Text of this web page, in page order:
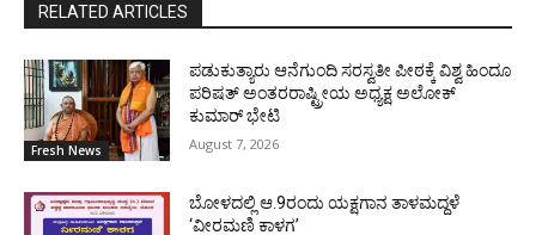
RELATED ARTICLES
Fresh News
ಪಡುಕುತ್ಯಾರು ಆನೆಗುಂದಿ ಸರಸ್ವತೀ ಪೀಠಕ್ಕೆ ವಿಶ್ವ ಹಿಂದೂ
ಪರಿಷತ್ ಅಂತರರಾಷ್ಟ್ರೀಯ ಅಧ್ಯಕ್ಷ ಅಲೋಕ್
ಕುಮಾರ್ ಭೇಟಿ
August 7, 2026
ಬೋಳದಲ್ಲಿ ಆ.9ರಂದು ಯಕ್ಷಗಾನ ತಾಳಮದ್ದಳೆ
‘ವೀರಮಣಿ ಕಾಳಗ’